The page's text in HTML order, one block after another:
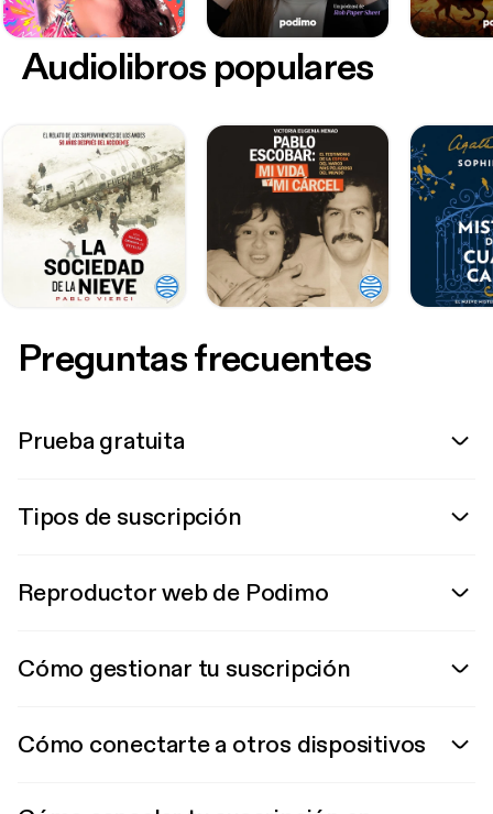
Audiolibros populares
Preguntas frecuentes
Prueba gratuita
Tipos de suscripción
Reproductor web de Podimo
Cómo gestionar tu suscripción
Cómo conectarte a otros dispositivos